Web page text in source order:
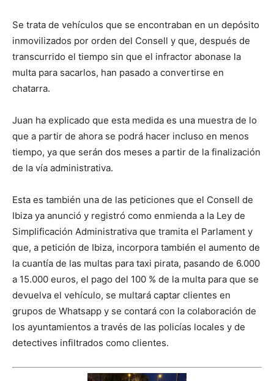
Se trata de vehículos que se encontraban en un depósito
inmovilizados por orden del Consell y que, después de
transcurrido el tiempo sin que el infractor abonase la
multa para sacarlos, han pasado a convertirse en
chatarra.
Juan ha explicado que esta medida es una muestra de lo
que a partir de ahora se podrá hacer incluso en menos
tiempo, ya que serán dos meses a partir de la finalización
de la vía administrativa.
Esta es también una de las peticiones que el Consell de
Ibiza ya anunció y registró como enmienda a la Ley de
Simplificación Administrativa que tramita el Parlament y
que, a petición de Ibiza, incorpora también el aumento de
la cuantía de las multas para taxi pirata, pasando de 6.000
a 15.000 euros, el pago del 100 % de la multa para que se
devuelva el vehículo, se multará captar clientes en
grupos de Whatsapp y se contará con la colaboración de
los ayuntamientos a través de las policías locales y de
detectives infiltrados como clientes.